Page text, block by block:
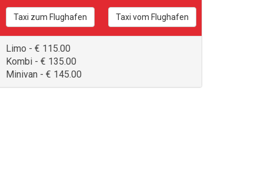
Taxi zum Flughafen Taxi vom Flughafen
Limo - € 115.00
Kombi - € 135.00
Minivan - € 145.00